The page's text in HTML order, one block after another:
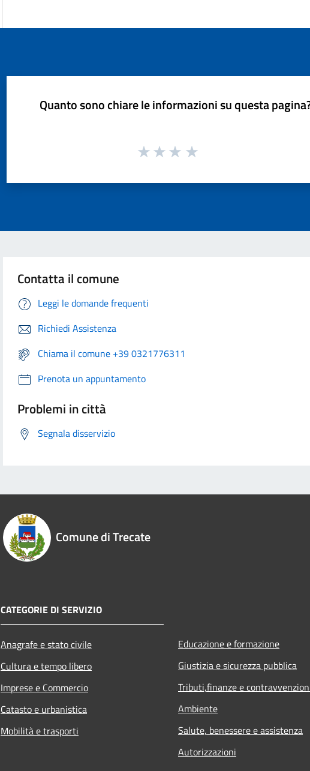
Quanto sono chiare le informazioni su questa
Contatta il comune
Leggi le domande frequenti
Richiedi Assistenza
Chiama il comune +39 0321776311
Prenota un appuntamento
Problemi in città
Segnala disservizio
Comune di Trecate
CATEGORIE DI SERVIZIO
Anagrafe e stato civile
Cultura e tempo libero
Imprese e Commercio
Catasto e urbanistica
Mobilità e trasporti
Educazione e formazione
Giustizia e sicurezza pubblica
Tributi,finanze e
Ambiente
Salute, benessere e assistenza
Autorizzazioni